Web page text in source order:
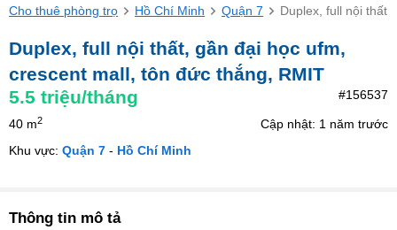
Cho thuê phòng trọ Hồ Chí Minh Quận 7 Duplex, full nội thất,
Duplex, full nội thất, gần đại học ufm,
crescent mall, tôn đức thắng, RMIT
5.5 triệu/tháng #156537
40 m2
Cập nhật: 1 năm trước
Khu vực: Quận 7 - Hồ Chí Minh
Thông tin mô tả